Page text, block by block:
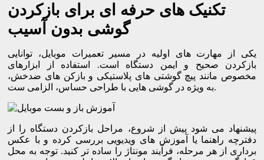
تکنیک های حرفه ای برای بازکردن
گوشی بدون آسیب
یکی از مهارت های اولیه در مسیر تعمیرات موبایل، توانایی
بازکردن صحیح و ایمن دستگاه است. استفاده از ابزارهای
مخصوص مانند پیچ گوشتی های پلاستیکی و بازکن های ضدخش،
به ویژه در گوشی هایی با طراحی حساس، الزامی ست.
پیشنهاد می شود پیش از شروع، مراحل بازکردن دستگاه را از
دفترچه راهنما یا آموزش های ویدیویی بررسی کرده و با عکس
برداری از هر مرحله، فرآیند مونتاژ را ساده تر کنید. توجه به محل